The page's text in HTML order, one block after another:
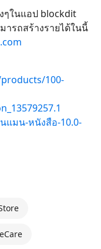
ๆในแอป blockdit
ารถสร้างรายได้ในนี้
100-
แมน-หนังสือ-10.0-